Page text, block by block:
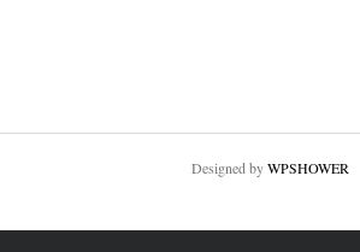
Designed byWPSHOWER